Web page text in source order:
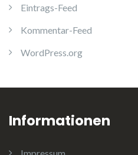
Eintrags-Feed
Kommentar-Feed
WordPress.org
Informationen